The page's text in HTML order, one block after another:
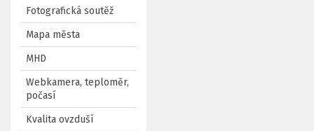
Fotografická soutěž
Mapa města
MHD
Webkamera, teploměr,
počasí
Kvalita ovzduší